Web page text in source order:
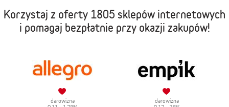
Korzystaj z oferty 1805 sklepów internetowych
i pomagaj bezpłatnie przy okazji zakupów!
darowizna
darowizna